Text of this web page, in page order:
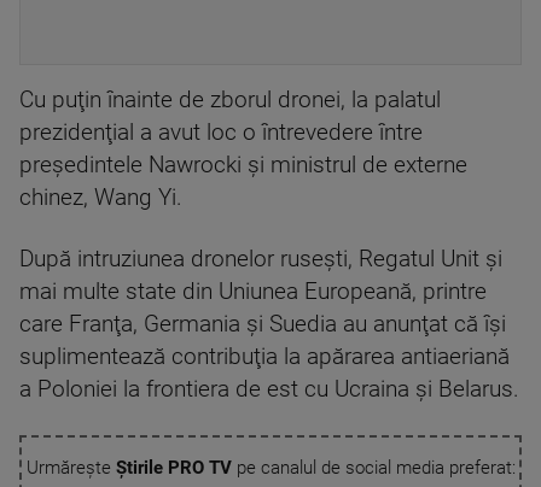
Cu puţin înainte de zborul dronei, la palatul
prezidenţial a avut loc o întrevedere între
preşedintele Nawrocki şi ministrul de externe
chinez, Wang Yi.
După intruziunea dronelor ruseşti, Regatul Unit şi
mai multe state din Uniunea Europeană, printre
care Franţa, Germania şi Suedia au anunţat că îşi
suplimentează contribuţia la apărarea antiaeriană
a Poloniei la frontiera de est cu Ucraina şi Belarus.
Urmărește Știrile PRO TVpe canalul de social media preferat: